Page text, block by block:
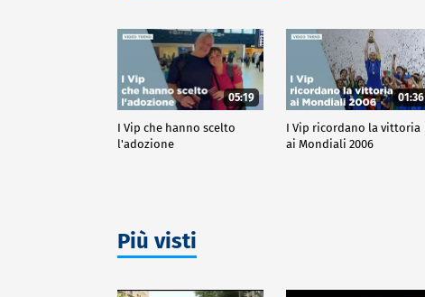
05:19
I Vip che hanno scelto
l'adozione
01:36
I Vip ricordano la vittoria
ai Mondiali 2006
Più visti